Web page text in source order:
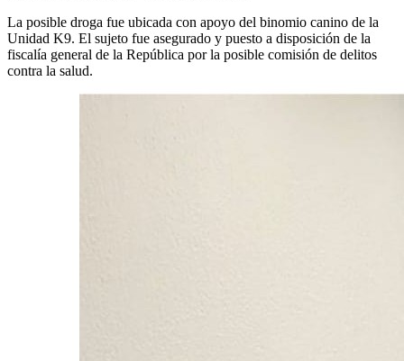
La posible droga fue ubicada con apoyo del binomio canino de la
Unidad K9. El sujeto fue asegurado y puesto a disposición de la
fiscalía general de la República por la posible comisión de delitos
contra la salud.